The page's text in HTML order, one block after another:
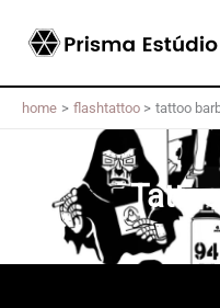
content
home flashtattoo tattoo